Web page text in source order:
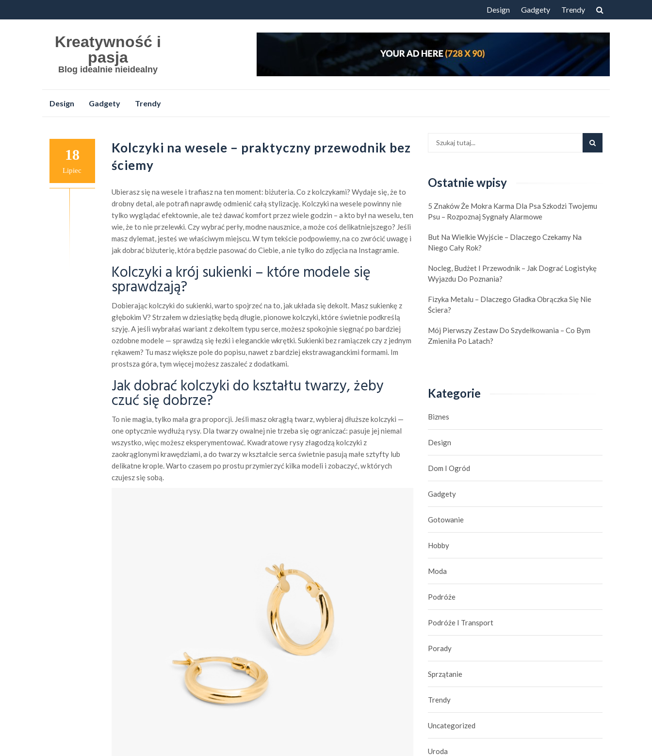
Przejdź
Design Gadgety Trendy
Kreatywność i
pasja
Blog idealnie nieidealny
Design Gadgety Trendy
18
Lipiec
Kolczyki na wesele – praktyczny przewodnik bez
ściemy
Ubierasz się na wesele i trafiasz na ten moment: biżuteria. Co z kolczykami? Wydaje się, że to
drobny detal, ale potrafi naprawdę odmienić całą stylizację. Kolczyki na wesele powinny nie
tylko wyglądać efektownie, ale też dawać komfort przez wiele godzin – a kto był na weselu, ten
wie, że to nie przelewki. Czy wybrać perły, modne nausznice, a może coś delikatniejszego? Jeśli
masz dylemat, jesteś we właściwym miejscu. W tym tekście podpowiemy, na co zwrócić uwagę i
jak dobrać biżuterię, która będzie pasować do Ciebie, a nie tylko do zdjęcia na Instagramie.
Kolczyki a krój sukienki – które modele się
sprawdzają?
Dobierając kolczyki do sukienki, warto spojrzeć na to, jak układa się dekolt. Masz sukienkę z
głębokim V? Strzałem w dziesiątkę będą długie, pionowe kolczyki, które świetnie podkreślą
szyję. A jeśli wybrałaś wariant z dekoltem typu serce, możesz spokojnie sięgnąć po bardziej
ozdobne modele — sprawdzą się łezki i eleganckie wkrętki. Sukienki bez ramiączek czy z jednym
rękawem? Tu masz większe pole do popisu, nawet z bardziej ekstrawaganckimi formami. Im
prostsza góra, tym więcej możesz zaszaleć z dodatkami.
Jak dobrać kolczyki do kształtu twarzy, żeby
czuć się dobrze?
To nie magia, tylko mała gra proporcji. Jeśli masz okrągłą twarz, wybieraj dłuższe kolczyki —
one optycznie wydłużą rysy. Dla twarzy owalnej nie trzeba się ograniczać: pasuje jej niemal
wszystko, więc możesz eksperymentować. Kwadratowe rysy złagodzą kolczyki z
zaokrąglonymi krawędziami, a do twarzy w kształcie serca świetnie pasują małe sztyfty lub
delikatne krople. Warto czasem po prostu przymierzyć kilka modeli i zobaczyć, w których
czujesz się sobą.
Ostatnie wpisy
5 Znaków Że Mokra Karma Dla Psa Szkodzi Twojemu
Psu – Rozpoznaj Sygnały Alarmowe
But Na Wielkie Wyjście – Dlaczego Czekamy Na
Niego Cały Rok?
Nocleg, Budżet I Przewodnik – Jak Dograć Logistykę
Wyjazdu Do Poznania?
Fizyka Metalu – Dlaczego Gładka Obrączka Się Nie
Ściera?
Mój Pierwszy Zestaw Do Szydełkowania – Co Bym
Zmieniła Po Latach?
Kategorie
Biznes
Design
Dom I Ogród
Gadgety
Gotowanie
Hobby
Moda
Podróże
Podróże I Transport
Porady
Sprzątanie
Trendy
Uncategorized
Uroda